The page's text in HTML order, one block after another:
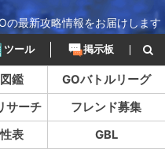
の最新攻略情報をお届けします
ツール 掲示板
鑑
GOバトルリーグ
サーチ
フレンド募集
表 GBL